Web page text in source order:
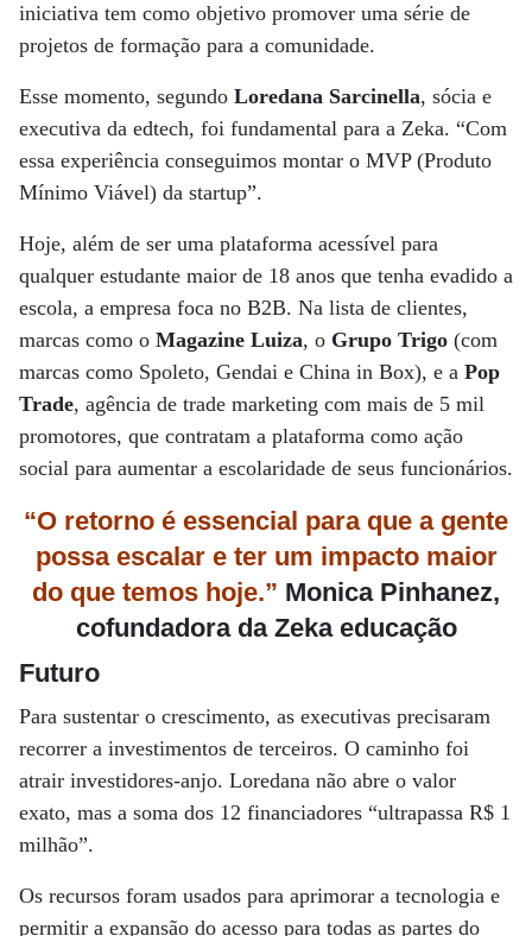
iniciativa tem como objetivo promover uma série de
projetos de formação para a comunidade.
Esse momento, segundo Loredana Sarcinella, sócia e
executiva da edtech, foi fundamental para a Zeka. “Com
essa experiência conseguimos montar o MVP (Produto
Mínimo Viável) da startup”.
Hoje, além de ser uma plataforma acessível para
qualquer estudante maior de 18 anos que tenha evadido a
escola, a empresa foca no B2B. Na lista de clientes,
marcas como o Magazine Luiza, o Grupo Trigo (com
marcas como Spoleto, Gendai e China in Box), e a Pop
Trade, agência de trade marketing com mais de 5 mil
promotores, que contratam a plataforma como ação
social para aumentar a escolaridade de seus funcionários.
“O retorno é essencial para que a gente
possa escalar e ter um impacto maior
do que temos hoje.” Monica Pinhanez,
cofundadora da Zeka educação
Futuro
Para sustentar o crescimento, as executivas precisaram
recorrer a investimentos de terceiros. O caminho foi
atrair investidores-anjo. Loredana não abre o valor
exato, mas a soma dos 12 financiadores “ultrapassa R$ 1
milhão”.
Os recursos foram usados para aprimorar a tecnologia e
permitir a expansão do acesso para todas as partes do